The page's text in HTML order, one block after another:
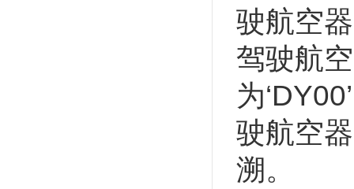
驶航空
驾驶航
为
驶航空
溯。